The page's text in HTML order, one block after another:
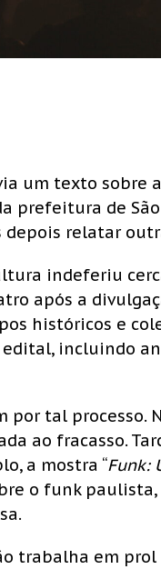
um texto sobre
prefeitura de
relatar
indeferiu
após a
históricos e
incluindo
por tal
ao fracasso.
a mostra “Funk:
o funk
trabalha em prol